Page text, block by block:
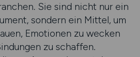
Sie sind nicht nur ein
sondern ein Mittel, um
Emotionen zu wecken
zu schaffen.